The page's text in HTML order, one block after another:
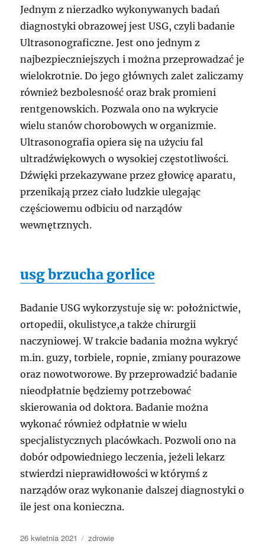
Jednym z nierzadko wykonywanych badań
diagnostyki obrazowej jest USG, czyli badanie
Ultrasonograficzne. Jest ono jednym z
najbezpieczniejszych i można przeprowadzać je
wielokrotnie. Do jego głównych zalet zaliczamy
również bezbolesność oraz brak promieni
rentgenowskich. Pozwala ono na wykrycie
wielu stanów chorobowych w organizmie.
Ultrasonografia opiera się na użyciu fal
ultradźwiękowych o wysokiej częstotliwości.
Dźwięki przekazywane przez głowicę aparatu,
przenikają przez ciało ludzkie ulegając
częściowemu odbiciu od narządów
wewnętrznych.
usg brzucha gorlice
Badanie USG wykorzystuje się w: położnictwie,
ortopedii, okulistyce,a także chirurgii
naczyniowej. W trakcie badania można wykryć
m.in. guzy, torbiele, ropnie, zmiany pourazowe
oraz nowotworowe. By przeprowadzić badanie
nieodpłatnie będziemy potrzebować
skierowania od doktora. Badanie można
wykonać również odpłatnie w wielu
specjalistycznych placówkach. Pozwoli ono na
dobór odpowiedniego leczenia, jeżeli lekarz
stwierdzi nieprawidłowości w którymś z
narządów oraz wykonanie dalszej diagnostyki o
ile jest ona konieczna.
Data
26 kwietnia 2021 Kategorie
zdrowie